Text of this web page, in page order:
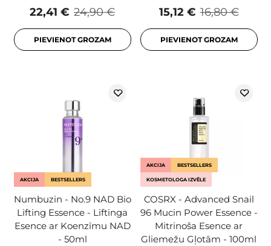
24,90 €
22,41 €
PIEVIENOT GROZAM
16,80 €
15,12 €
PIEVIENOT GROZAM
AKCIJA BESTSELLERS
Numbuzin - No.9 NAD Bio
Lifting Essence - Liftinga
Esence ar Koenzīmu NAD
- 50ml
AKCIJA BESTSELLERS
KOSMETOLOGA IZVĒLE
COSRX - Advanced Snail
96 Mucin Power Essence -
Mitrinoša Esence ar
Gliemežu Gļotām - 100ml